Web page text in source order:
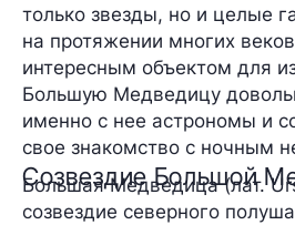
только звезды, но и целые
на протяжении многих
интересным объектом для
Большую Медведицу
именно с нее астрономы и
свое знакомство с ночным
Созвездие Большой
Большая Медведица (лат.
созвездие северного